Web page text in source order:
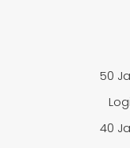
50
40